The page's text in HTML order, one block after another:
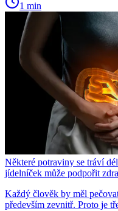
1 min
Některé potraviny se tráví
jídelníček může podpořit
Každý člověk by měl
především zevnitř. Proto je